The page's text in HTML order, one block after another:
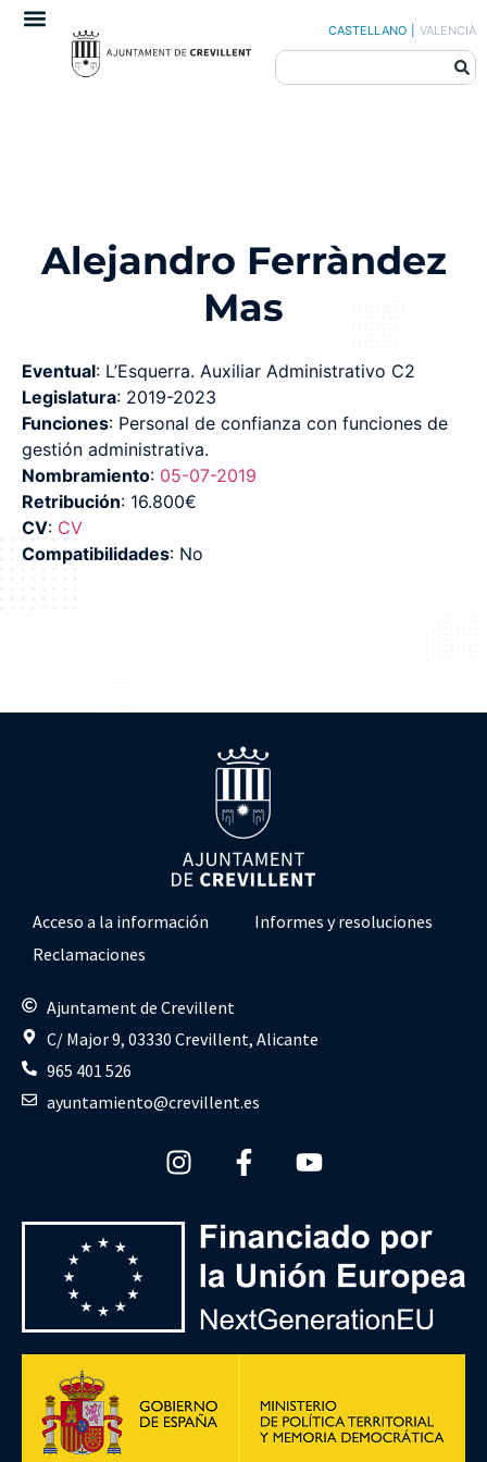
CASTELLANO VALENCIÀ
Alejandro Ferràndez
Mas
Eventual: L’Esquerra. Auxiliar Administrativo C2
Legislatura: 2019-2023
Funciones: Personal de confianza con funciones de
gestión administrativa.
Nombramiento: 05-07-2019
Retribución: 16.800€
CV: CV
Compatibilidades: No
Acceso a la información
Informes y resoluciones
Reclamaciones
Ajuntament de Crevillent
C/ Major 9, 03330 Crevillent, Alicante
965 401 526
ayuntamiento@crevillent.es